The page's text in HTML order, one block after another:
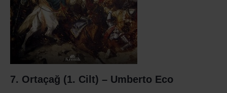
7. Ortaçağ (1. Cilt) – Umberto Eco